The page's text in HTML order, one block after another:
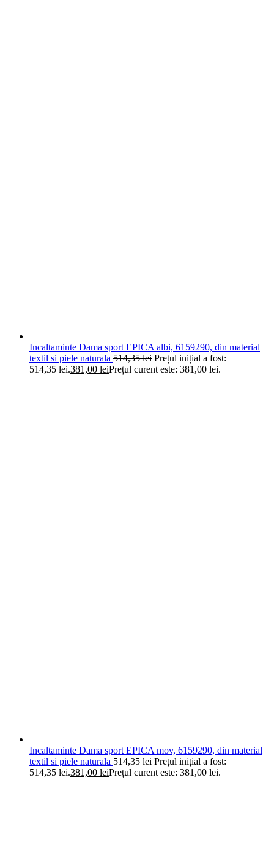
Incaltaminte Dama sport EPICA albi, 6159290, din material
textil si piele naturala 514,35lei Prețul inițial a fost:
514,35 lei.381,00 leiPrețul curent este: 381,00 lei.
Incaltaminte Dama sport EPICA mov, 6159290, din material
textil si piele naturala 514,35lei Prețul inițial a fost:
514,35 lei.381,00 leiPrețul curent este: 381,00 lei.